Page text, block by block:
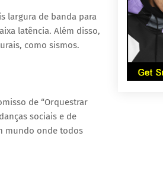
largura de banda para
latência. Além disso,
como sismos.
de “Orquestrar
sociais e de
mundo onde todos